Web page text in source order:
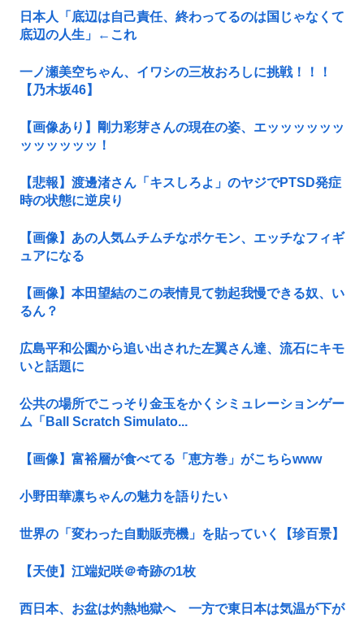
日本人「底辺は自己責任、終わってるのは国じゃなくて
底辺の人生」←これ
一ノ瀬美空ちゃん、イワシの三枚おろしに挑戦！！！
【乃木坂46】
【画像あり】剛力彩芽さんの現在の姿、エッッッッッッ
ッッッッッッ！
【悲報】渡邊渚さん「キスしろよ」のヤジでPTSD発症
時の状態に逆戻り
【画像】あの人気ムチムチなポケモン、エッチなフィギ
ュアになる
【画像】本田望結のこの表情見て勃起我慢できる奴、い
るん？
広島平和公園から追い出された左翼さん達、流石にキモ
いと話題に
公共の場所でこっそり金玉をかくシミュレーションゲー
ム「Ball Scratch Simulato...
【画像】富裕層が食べてる「恵方巻」がこちらwww
小野田華凛ちゃんの魅力を語りたい
世界の「変わった自動販売機」を貼っていく【珍百景】
【天使】江端妃咲＠奇跡の1枚
西日本、お盆は灼熱地獄へ 一方で東日本は気温が下が